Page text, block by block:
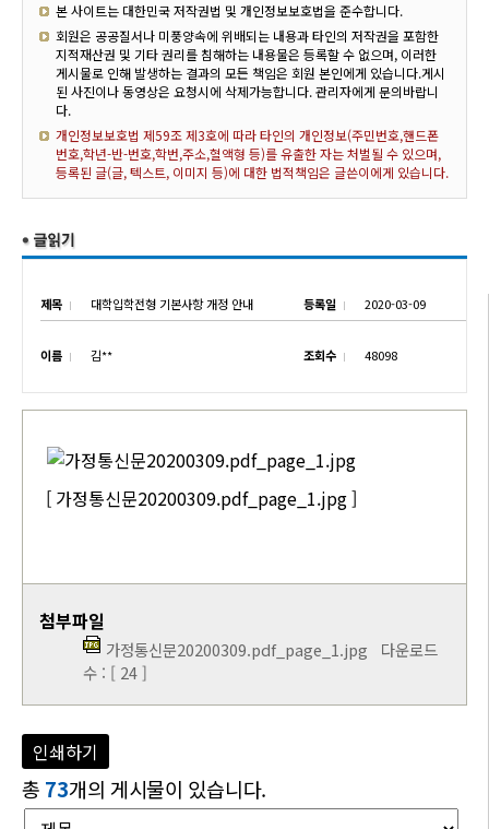
본 사이트는 대한민국 저작권법 및 개인정보보호법을 준수합니다.
회원은 공공질서나 미풍양속에 위배되는 내용과 타인의 저작권을 포함한
지적재산권 및 기타 권리를 침해하는 내용물은 등록할 수 없으며, 이러한
게시물로 인해 발생하는 결과의 모든 책임은 회원 본인에게 있습니다.게시
된 사진이나 동영상은 요청시에 삭제가능합니다. 관리자에게 문의바랍니
다.
개인정보보호법 제59조 제3호에 따라 타인의 개인정보(주민번호,핸드폰
번호,학년-반-번호,학번,주소,혈액형 등)를 유출한 자는 처벌될 수 있으며,
등록된 글(글, 텍스트, 이미지 등)에 대한 법적책임은 글쓴이에게 있습니다.
제목 대학입학전형 기본사항 개정 안내 등록일 2020-03-09
이름 김** 조회수 48098
[ 가정통신문20200309.pdf_page_1.jpg ]
첨부파일
가정통신문20200309.pdf_page_1.jpg 다운로드
수 : [ 24 ]
인쇄하기
총 73개의 게시물이 있습니다.